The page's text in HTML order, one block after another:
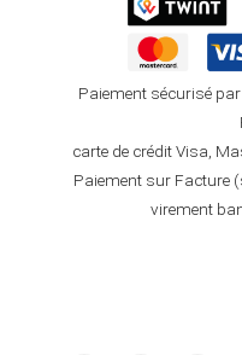
Paiement sécurisé
carte de crédit Visa,
Paiement sur Facture
virement